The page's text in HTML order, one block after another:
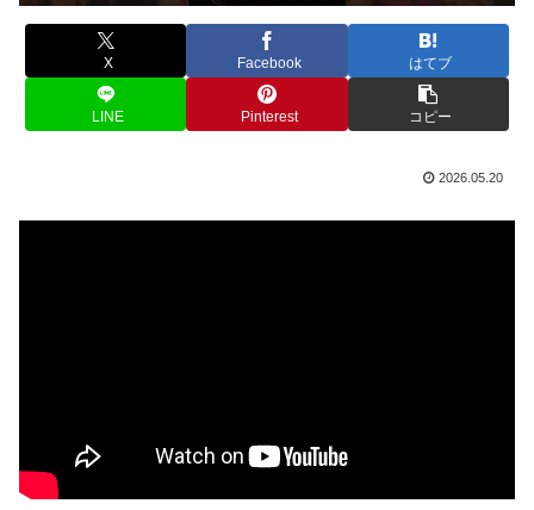
X Facebook はてブ
LINE Pinterest コピー
2026.05.20